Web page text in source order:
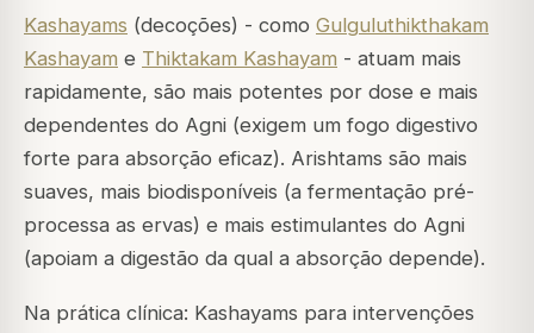
Kashayams (decoções) - como Gulguluthikthakam
Kashayam e Thiktakam Kashayam - atuam mais
rapidamente, são mais potentes por dose e mais
dependentes do Agni (exigem um fogo digestivo
forte para absorção eficaz). Arishtams são mais
suaves, mais biodisponíveis (a fermentação pré-
processa as ervas) e mais estimulantes do Agni
(apoiam a digestão da qual a absorção depende).
Na prática clínica: Kashayams para intervenções